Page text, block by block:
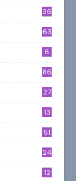
36
63
6
86
27
13
51
24
12